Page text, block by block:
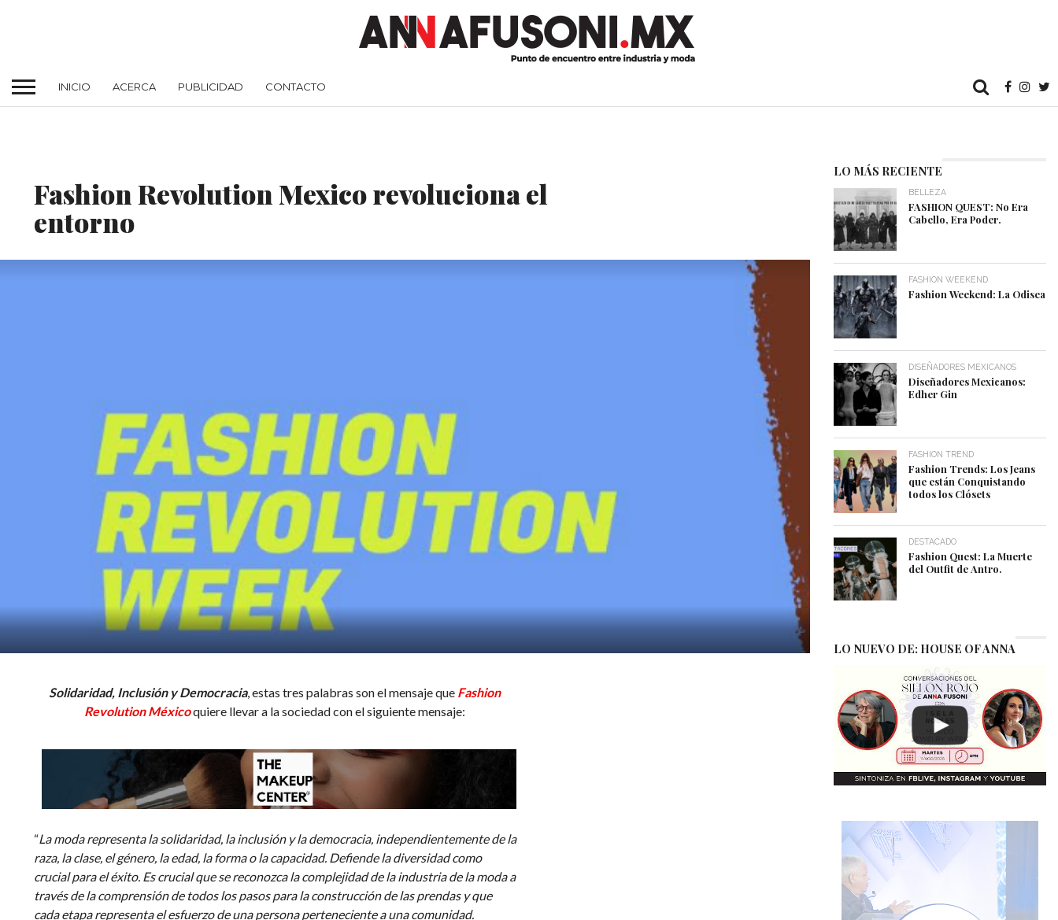
INICIO ACERCA PUBLICIDAD CONTACTO
Fashion Revolution Mexico revoluciona el
entorno
Solidaridad, Inclusión y Democracia, estas tres palabras son el mensaje que Fashion
Revolution Méxicoquiere llevar a la sociedad con el siguiente mensaje:
“La moda representa la solidaridad, la inclusión y la democracia, independientemente de la
raza, la clase, el género, la edad, la forma o la capacidad. Defiende la diversidad como
crucial para el éxito. Es crucial que se reconozca la complejidad de la industria de la moda a
través de la comprensión de todos los pasos para la construcción de las prendas y que
cada etapa representa el esfuerzo de una persona perteneciente a una comunidad.
LO MÁS RECIENTE
BELLEZA
FASHION QUEST: No Era
Cabello, Era Poder.
FASHION WEEKEND
Fashion Weekend: La Odisea
DISEÑADORES MEXICANOS
Diseñadores Mexicanos:
Edher Gin
FASHION TREND
Fashion Trends: Los Jeans
que están Conquistando
todos los Clósets
DESTACADO
Fashion Quest: La Muerte
del Outfit de Antro.
LO NUEVO DE: HOUSE OF ANNA